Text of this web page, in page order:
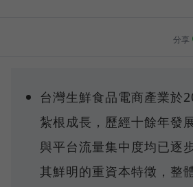
分享
台灣生鮮食品電商產業於
紮根成長，歷經十餘年發
與平台流量集中度均已逐
其鮮明的重資本特徵，整